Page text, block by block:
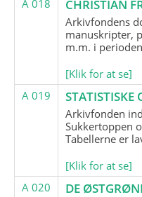
A 018
CHRISTIAN
Arkivfondens
manuskripter,
m.m. i
[Klik for at se]
A 019
STATISTISKE
Arkivfonden
Sukkertoppen
Tabellerne er
[Klik for at se]
A 020
DE